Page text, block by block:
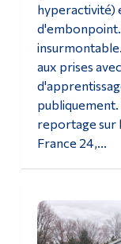
hyperactivité)
aux prises
publiquement.
reportage sur
France 24,...